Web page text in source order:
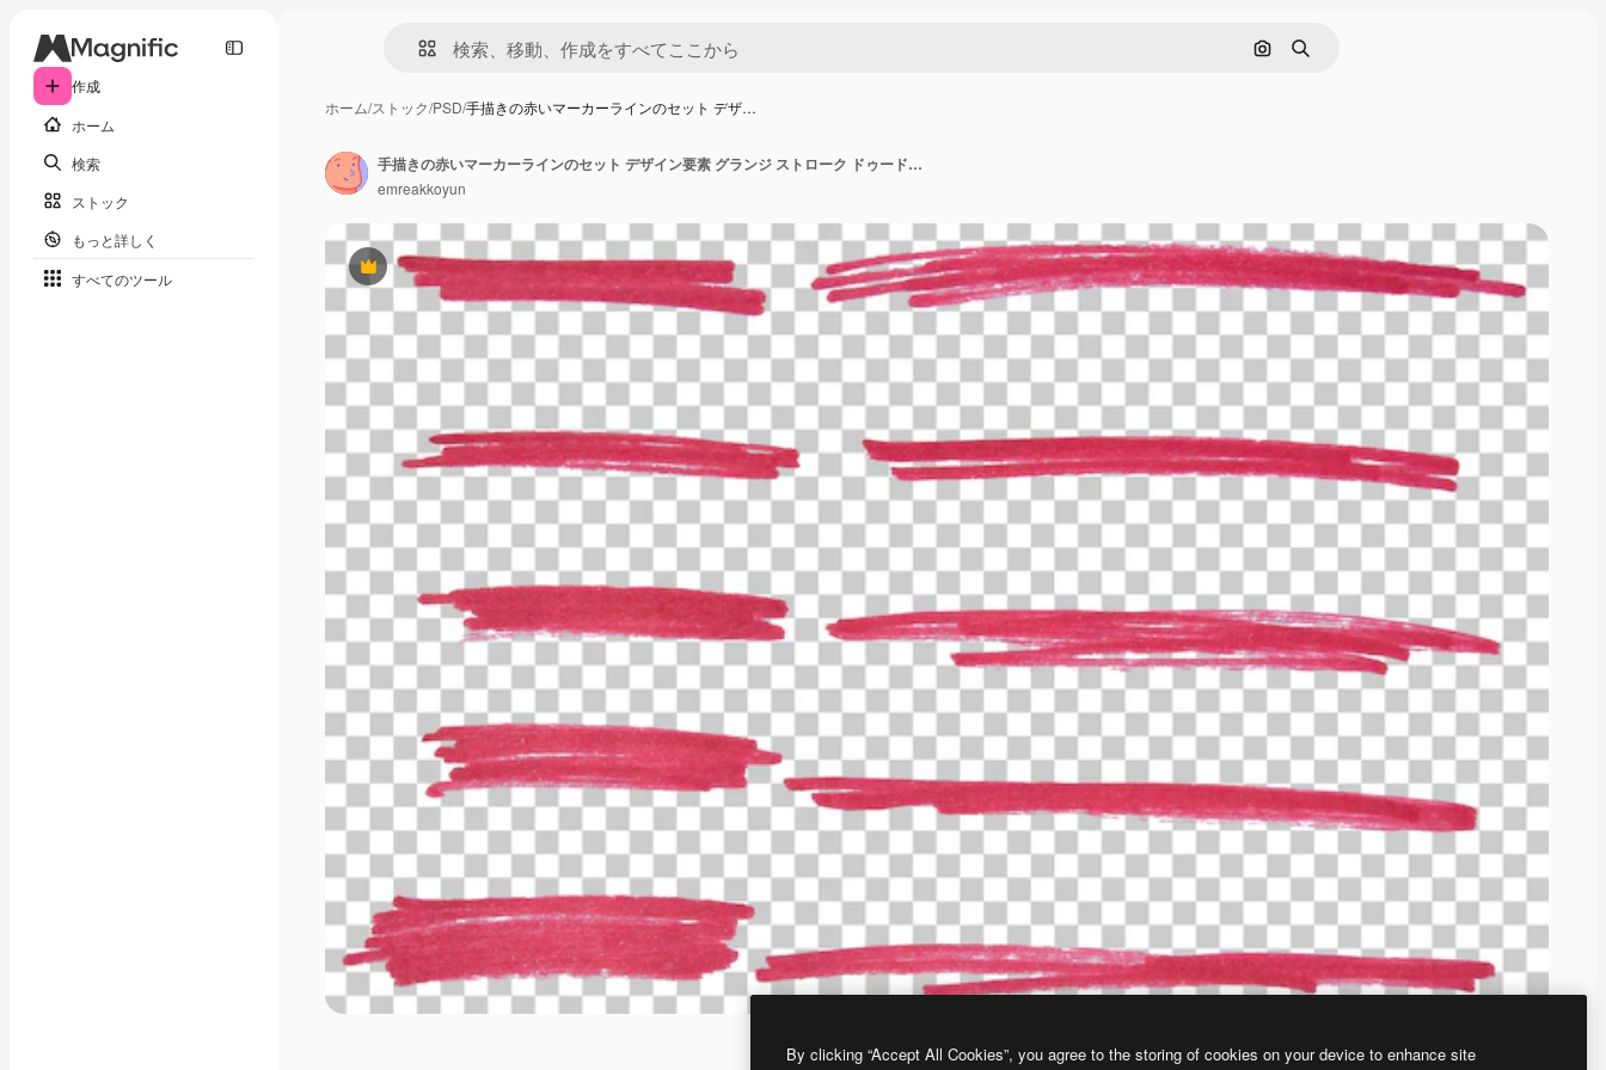
作成
ホーム
検索
ストック
もっと詳しく
すべてのツール
画像で検索
検索
ホーム/ストック/PSD/手描きの赤いマーカーラインのセット デザ…
Premium
手描きの赤いマーカーラインのセット デザイン要素 グランジ ストローク ドゥードル ライン アンダーライン スクリブル
emreakkoyun
By clicking “Accept All Cookies”, you agree to the storing of cookies on your device to enhance site